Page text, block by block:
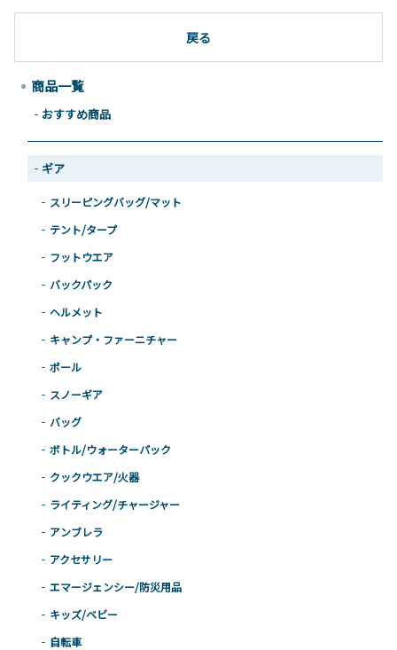
戻る
商品一覧
おすすめ商品
ギア
スリーピングバッグ/マット
テント/タープ
フットウエア
バックパック
ヘルメット
キャンプ・ファーニチャー
ポール
スノーギア
バッグ
ボトル/ウォーターパック
クックウエア/火器
ライティング/チャージャー
アンブレラ
アクセサリー
エマージェンシー/防災用品
キッズ/ベビー
自転車